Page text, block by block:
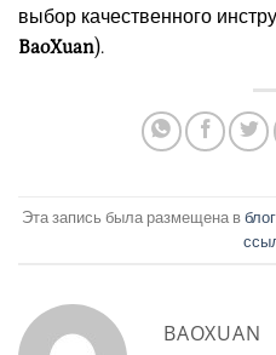
выбор качественного
BaoXuan).
Эта запись была размещена в блог
BAOXUAN